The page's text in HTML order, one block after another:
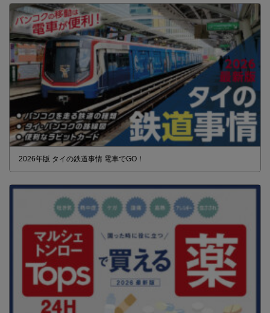
2026年版 タイの鉄道事情 電車でGO！